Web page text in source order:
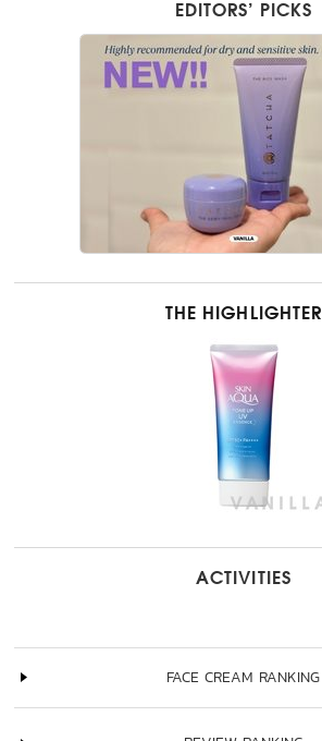
EDITORS’ PICKS
THE HIGHLIGHTER
ACTIVITIES
FACE CREAM RANKING